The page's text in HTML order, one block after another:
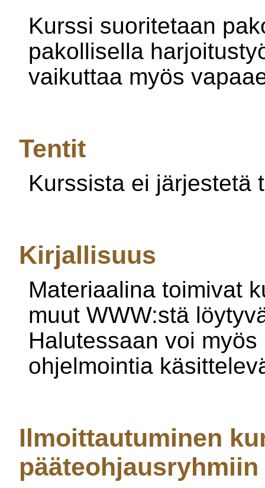
Kurssi suoritetaan
pakollisella
vaikuttaa myös
Tentit
Kurssista ei järjestetä
Kirjallisuus
Materiaalina toimivat
muut WWW:stä
Halutessaan voi
ohjelmointia
Ilmoittautuminen
pääteohjausryhmiin